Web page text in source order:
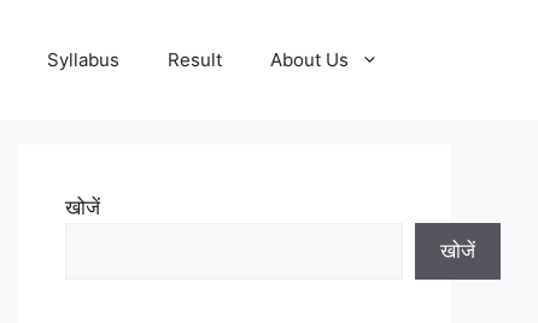
Syllabus Result About Us
खोजें
खोजें